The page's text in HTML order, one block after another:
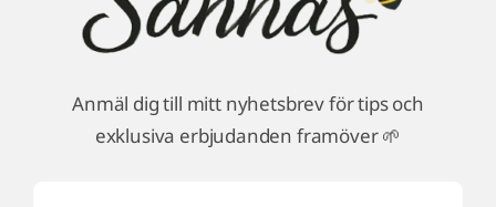
Anmäl dig till mitt nyhetsbrev för tips och
exklusiva erbjudanden framöver 🌱